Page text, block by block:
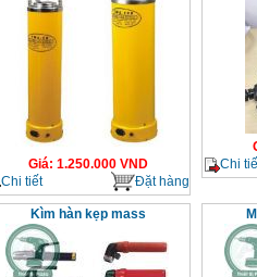
Giá: 1.250.000VND
Chi tiết
Đặt hàng
Chi
Kìm hàn kẹp mass